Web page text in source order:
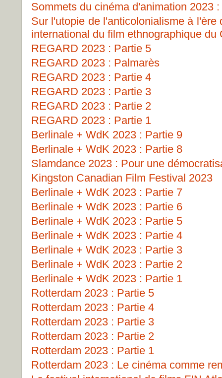
Sommets du cinéma d'animation 2023
Sur l'utopie de l'anticolonialisme à
international du film ethnographique du
REGARD 2023 : Partie 5
REGARD 2023 : Palmarès
REGARD 2023 : Partie 4
REGARD 2023 : Partie 3
REGARD 2023 : Partie 2
REGARD 2023 : Partie 1
Berlinale + WdK 2023 : Partie 9
Berlinale + WdK 2023 : Partie 8
Slamdance 2023 : Pour une
Kingston Canadian Film Festival 2023
Berlinale + WdK 2023 : Partie 7
Berlinale + WdK 2023 : Partie 6
Berlinale + WdK 2023 : Partie 5
Berlinale + WdK 2023 : Partie 4
Berlinale + WdK 2023 : Partie 3
Berlinale + WdK 2023 : Partie 2
Berlinale + WdK 2023 : Partie 1
Rotterdam 2023 : Partie 5
Rotterdam 2023 : Partie 4
Rotterdam 2023 : Partie 3
Rotterdam 2023 : Partie 2
Rotterdam 2023 : Partie 1
Rotterdam 2023 : Le cinéma comme